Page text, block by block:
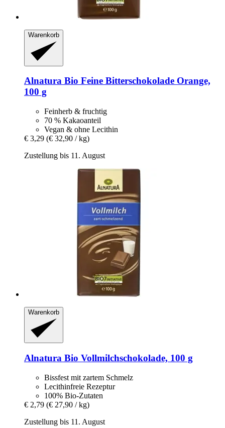
Warenkorb
Alnatura Bio Feine Bitterschokolade Orange,
100 g
Feinherb & fruchtig
70 % Kakaoanteil
Vegan & ohne Lecithin
€ 3,29 (€ 32,90 / kg)
Zustellung bis 11. August
Warenkorb
Alnatura Bio Vollmilchschokolade, 100 g
Bissfest mit zartem Schmelz
Lecithinfreie Rezeptur
100% Bio-Zutaten
€ 2,79 (€ 27,90 / kg)
Zustellung bis 11. August